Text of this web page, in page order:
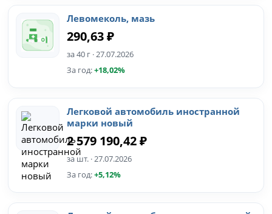
Левомеколь, мазь
290,63 ₽
за 40 г · 27.07.2026
За год:+18,02%
Легковой автомобиль иностранной
марки новый
2 579 190,42 ₽
за шт. · 27.07.2026
За год:+5,12%